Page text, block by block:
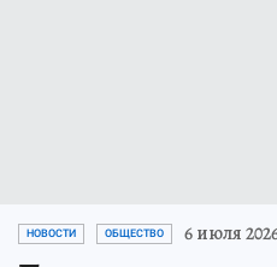
НОВОСТИ ОБЩЕСТВО 6 июля